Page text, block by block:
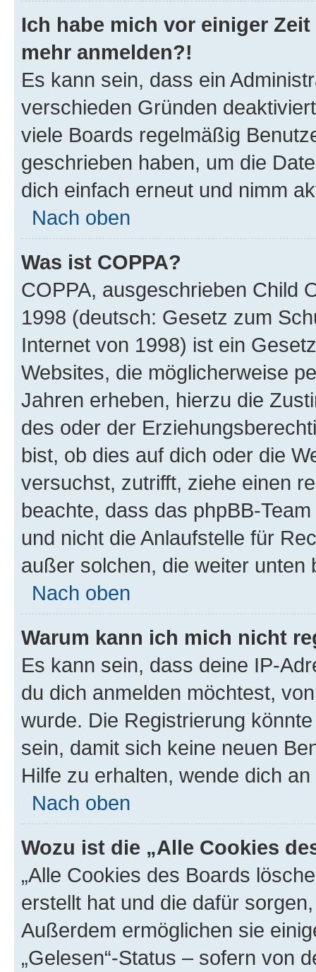
Ich habe mich vor einiger
mehr anmelden?!
Es kann sein, dass ein
verschieden Gründen
viele Boards regelmäßig
geschrieben haben, um die
dich einfach erneut und nimm
Nach oben
Was ist COPPA?
COPPA, ausgeschrieben Child
1998 (deutsch: Gesetz zum
Internet von 1998) ist ein
Websites, die möglicherweise
Jahren erheben, hierzu die
des oder der
bist, ob dies auf dich oder die
versuchst, zutrifft, ziehe einen
beachte, dass das phpBB-
und nicht die Anlaufstelle für
außer solchen, die weiter unten
Nach oben
Warum kann ich mich nicht
Es kann sein, dass deine IP-
du dich anmelden möchtest,
wurde. Die Registrierung
sein, damit sich keine neuen
Hilfe zu erhalten, wende dich
Nach oben
Wozu ist die „Alle Cookies
„Alle Cookies des Boards
erstellt hat und die dafür
Außerdem ermöglichen sie
„Gelesen“-Status – sofern von